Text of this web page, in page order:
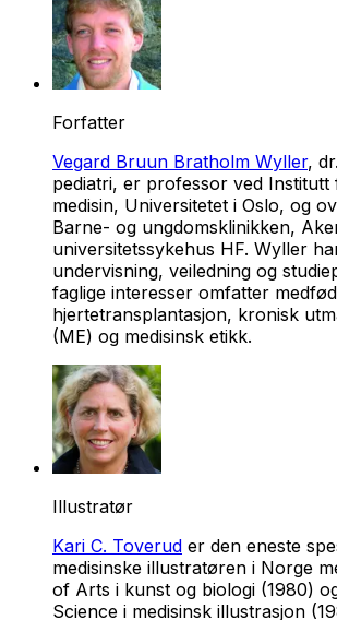
Forfatter
Vegard Bruun Bratholm Wyller,
pediatri, er professor ved Institutt
medisin, Universitetet i Oslo, og
Barne- og ungdomsklinikken,
universitetssykehus HF. Wyller
undervisning, veiledning og
faglige interesser omfatter
hjertetransplantasjon, kronisk
(ME) og medisinsk etikk.
Illustratør
Kari C. Toverud er den eneste
medisinske illustratøren i Norge
of Arts i kunst og biologi (1980)
Science i medisinsk illustrasjon